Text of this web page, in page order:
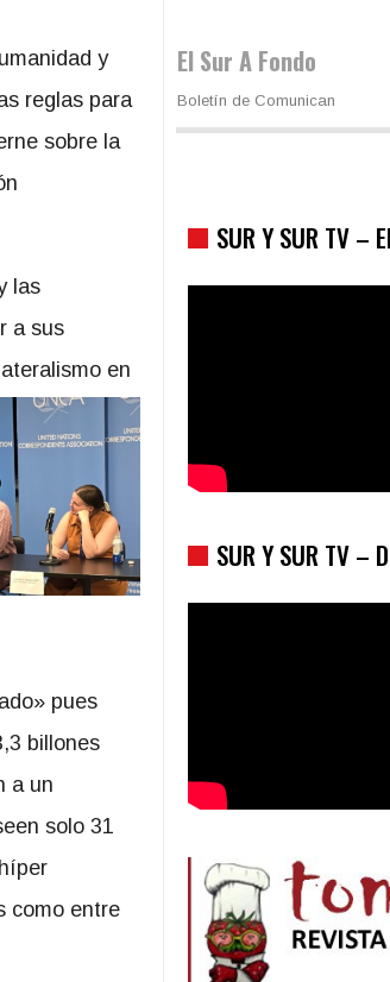
y
reglas para
sobre la
las
a sus
en
pues
billones
a un
solo 31
como entre
El Sur A Fondo
Boletín de Comunican
SUR Y SUR TV –
SUR Y SUR TV –